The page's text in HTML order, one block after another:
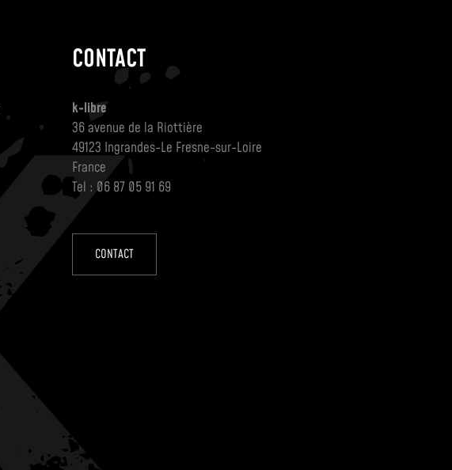
CONTACT
k-libre
36 avenue de la Riottière
49123 Ingrandes-Le Fresne-sur-Loire
France
Tel : 06 87 05 91 69
CONTACT